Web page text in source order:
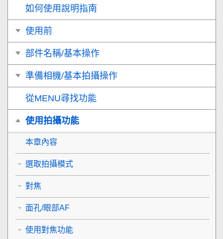
如何使用說明指南
使用前
部件名稱/基本操作
準備相機/基本拍攝操作
從MENU尋找功能
使用拍攝功能
本章內容
選取拍攝模式
對焦
面孔/眼部AF
使用對焦功能